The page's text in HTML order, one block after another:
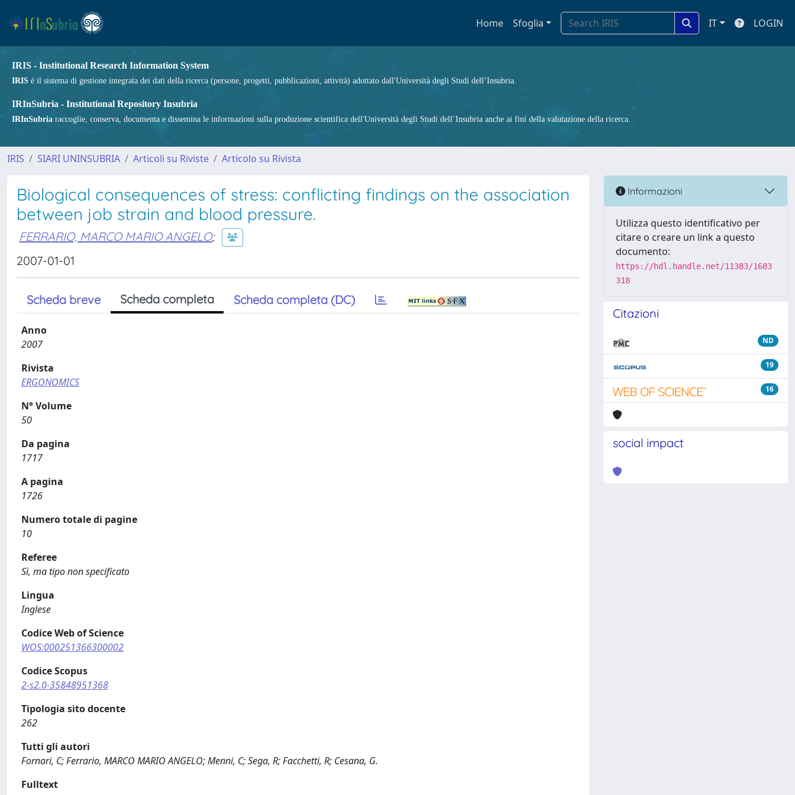
Home Sfoglia IT LOGIN
IRIS - Institutional Research Information System
IRIS è il sistema di gestione integrata dei dati della ricerca (persone, progetti, pubblicazioni, attività) adottato dall'Università degli Studi dell’Insubria.
IRInSubria - Institutional Repository Insubria
IRInSubria raccoglie, conserva, documenta e dissemina le informazioni sulla produzione scientifica dell'Università degli Studi dell’Insubria anche ai fini della valutazione della ricerca.
IRIS SIARI UNINSUBRIA Articoli su Riviste Articolo su Rivista
Biological consequences of stress: conflicting findings on the association
between job strain and blood pressure.
FERRARIO, MARCO MARIO ANGELO;
2007-01-01
Scheda breve Scheda completa Scheda completa (DC)
Anno
2007
Rivista
ERGONOMICS
N° Volume
50
Da pagina
1717
A pagina
1726
Numero totale di pagine
10
Referee
Sì, ma tipo non specificato
Lingua
Inglese
Codice Web of Science
WOS:000251366300002
Codice Scopus
2-s2.0-35848951368
Tipologia sito docente
262
Tutti gli autori
Fornari, C; Ferrario, MARCO MARIO ANGELO; Menni, C; Sega, R; Facchetti, R; Cesana, G.
Fulltext
Informazioni
Utilizza questo identificativo per
citare o creare un link a questo
documento:
https://hdl.handle.net/11383/1683
318
Citazioni
ND
19
16
social impact